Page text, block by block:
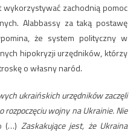
zachodnią pomoc
Alabbassy za taką postawę
że ​​system polityczny w
hipokryzji urzędników, którzy
o własny naród.
ukraińskich urzędników zaczęli
wojny na Ukrainie. Nie
(…) Zaskakujące jest, że Ukraina